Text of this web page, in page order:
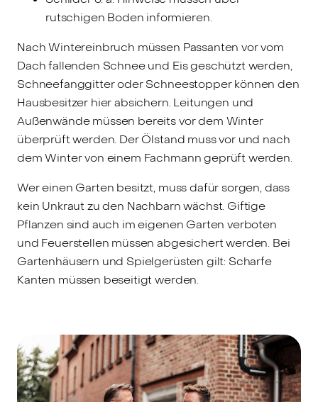
rutschigen Boden informieren.
Nach Wintereinbruch müssen Passanten vor vom
Dach fallenden Schnee und Eis geschützt werden,
Schneefanggitter oder Schneestopper können den
Hausbesitzer hier absichern. Leitungen und
Außenwände müssen bereits vor dem Winter
überprüft werden. Der Ölstand muss vor und nach
dem Winter von einem Fachmann geprüft werden.
Wer einen Garten besitzt, muss dafür sorgen, dass
kein Unkraut zu den Nachbarn wächst. Giftige
Pflanzen sind auch im eigenen Garten verboten
und Feuerstellen müssen abgesichert werden. Bei
Gartenhäusern und Spielgerüsten gilt: Scharfe
Kanten müssen beseitigt werden.